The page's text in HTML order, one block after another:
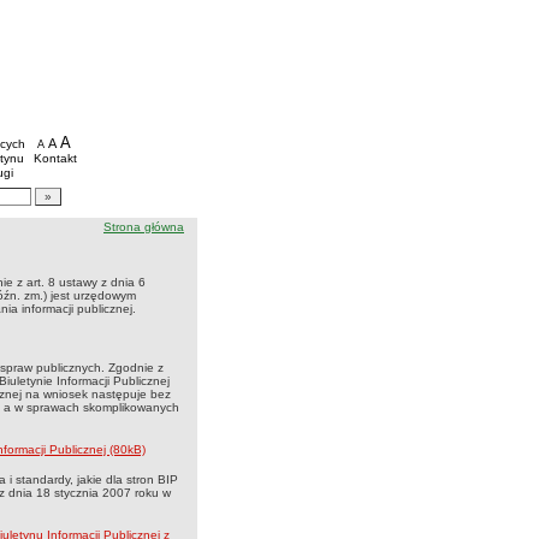
Zakład Utylizacji Odpadów
A pomniejsz czcionkę
A standardowy rozmiar czcionki
A
Kontakt
ścieżka nawigacji
Strona główna
z art. 8 ustawy z dnia 6
zm.) jest urzędowym
informacji publicznej.
publicznych. Zgodnie z
Informacji Publicznej
na wniosek następuje bez
w sprawach skomplikowanych
Publicznej (80kB)
i standardy, jakie dla stron BIP
dnia 18 stycznia 2007 roku w
Informacji Publicznej z